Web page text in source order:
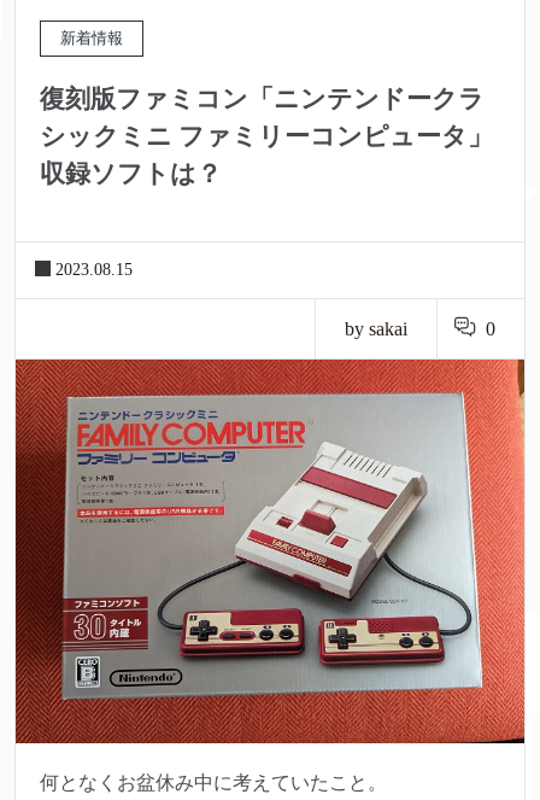
新着情報
復刻版ファミコン「ニンテンドークラ
シックミニ ファミリーコンピュータ」
収録ソフトは？
2023.08.15
by sakai 0
何となくお盆休み中に考えていたこと。